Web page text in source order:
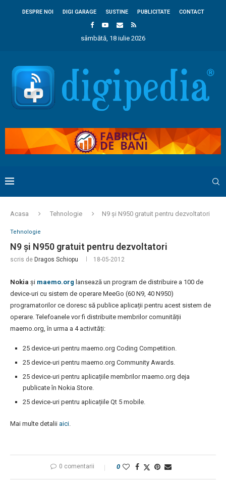
DESPRE NOI DIGI GARAGE SUSTINE PUBLICITATE CONTACT
sâmbătă, 18 iulie 2026
Acasa Tehnologie N9 și N950 gratuit pentru dezvoltatori
Tehnologie
N9 și N950 gratuit pentru dezvoltatori
scris de Dragos Schiopu 18-05-2012
Nokia și maemo.org lansează un program de distribuire a 100 de
device-uri cu sistem de operare MeeGo (60 N9, 40 N950)
programatorilor ce doresc să publice aplicații pentru acest sistem de
operare. Telefoanele vor fi distribuite membrilor comunității
maemo.org, în urma a 4 activități:
25 device-uri pentru maemo.org Coding Competition.
25 device-uri pentru maemo.org Community Awards.
25 device-uri pentru aplicațiile membrilor maemo.org deja
publicate în Nokia Store.
25 device-uri pentru aplicațiile Qt 5 mobile.
Mai multe detalii aici.
0 comentarii 0